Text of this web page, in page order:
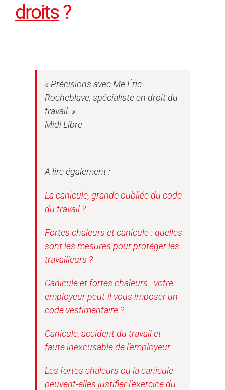
droits?
« Précisions avec Me Éric
Rocheblave, spécialiste en droit du
travail. »
Midi Libre
A lire également :
La canicule, grande oubliée du code
du travail ?
Fortes chaleurs et canicule : quelles
sont les mesures pour protéger les
travailleurs ?
Canicule et fortes chaleurs : votre
employeur peut-il vous imposer un
code vestimentaire ?
Canicule, accident du travail et
faute inexcusable de l’employeur
Les fortes chaleurs ou la canicule
peuvent-elles justifier l’exercice du